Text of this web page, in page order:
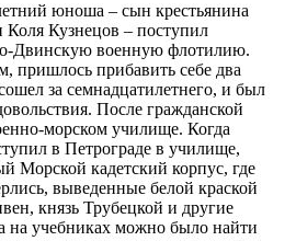
юноша – сын крестьянина
Коля Кузнецов – поступил
Двинскую военную флотилию.
пришлось прибавить себе два
за семнадцатилетнего, и был
После гражданской
морском училище. Когда
в Петрограде в училище,
Морской кадетский корпус, где
выведенные белой краской
князь Трубецкой и другие
на учебниках можно было найти